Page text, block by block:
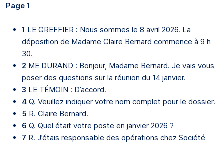
Page 1
1 LE GREFFIER : Nous sommes le 8 avril 2026. La
déposition de Madame Claire Bernard commence à 9 h
30.
2 ME DURAND : Bonjour, Madame Bernard. Je vais vous
poser des questions sur la réunion du 14 janvier.
3 LE TÉMOIN : D’accord.
4 Q. Veuillez indiquer votre nom complet pour le dossier.
5 R. Claire Bernard.
6 Q. Quel était votre poste en janvier 2026 ?
7 R. J’étais responsable des opérations chez Société